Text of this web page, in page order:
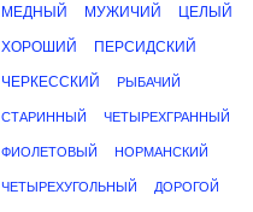
МЕДНЫЙ МУЖИЧИЙ ЦЕЛЫЙ
ХОРОШИЙ ПЕРСИДСКИЙ
ЧЕРКЕССКИЙ РЫБАЧИЙ
СТАРИННЫЙ ЧЕТЫРЕХГРАННЫЙ
ФИОЛЕТОВЫЙ НОРМАНСКИЙ
ЧЕТЫРЕХУГОЛЬНЫЙ ДОРОГОЙ